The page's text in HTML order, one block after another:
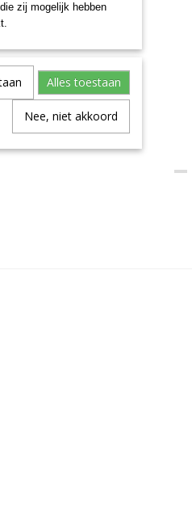
zij mogelijk hebben
Alles toestaan
Nee, niet akkoord